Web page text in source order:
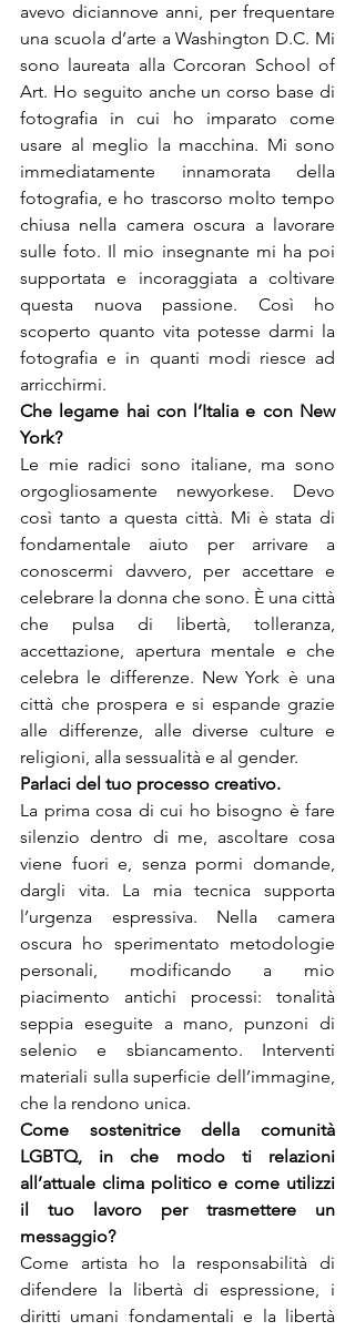
avevo diciannove anni, per frequentare
una scuola d’arte a Washington D.C. Mi
sono laureata alla Corcoran School of
Art. Ho seguito anche un corso base di
fotografia in cui ho imparato come
usare al meglio la macchina. Mi sono
immediatamente innamorata della
fotografia, e ho trascorso molto tempo
chiusa nella camera oscura a lavorare
sulle foto. Il mio insegnante mi ha poi
supportata e incoraggiata a coltivare
questa nuova passione. Così ho
scoperto quanto vita potesse darmi la
fotografia e in quanti modi riesce ad
arricchirmi.
Che legame hai con l’Italia e con New
Le mie radici sono italiane, ma sono
orgogliosamente newyorkese. Devo
così tanto a questa città. Mi è stata di
fondamentale aiuto per arrivare a
conoscermi davvero, per accettare e
celebrare la donna che sono. È una città
che pulsa di libertà, tolleranza,
accettazione, apertura mentale e che
celebra le differenze. New York è una
città che prospera e si espande grazie
alle differenze, alle diverse culture e
religioni, alla sessualità e al gender.
La prima cosa di cui ho bisogno è fare
silenzio dentro di me, ascoltare cosa
viene fuori e, senza pormi domande,
dargli vita. La mia tecnica supporta
l’urgenza espressiva. Nella camera
oscura ho sperimentato metodologie
personali, modificando a mio
piacimento antichi processi: tonalità
seppia eseguite a mano, punzoni di
selenio e sbiancamento. Interventi
materiali sulla superficie dell’immagine,
che la rendono unica.
Come sostenitrice della comunità
LGBTQ, in che modo ti relazioni
all’attuale clima politico e come utilizzi
il tuo lavoro per trasmettere un
messaggio?
Come artista ho la responsabilità di
difendere la libertà di espressione, i
diritti umani fondamentali e la libertà